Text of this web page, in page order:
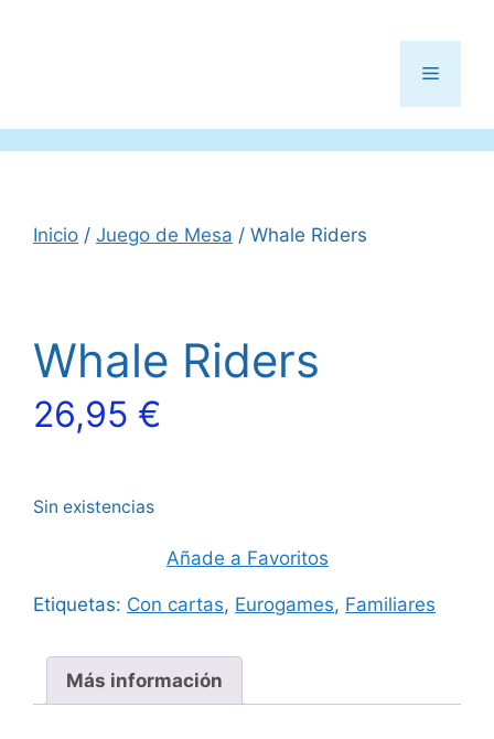
Menú
Inicio / Juego de Mesa / Whale Riders
Whale Riders
26,95 €
Sin existencias
Añade a Favoritos
Etiquetas: Con cartas, Eurogames, Familiares
Más información